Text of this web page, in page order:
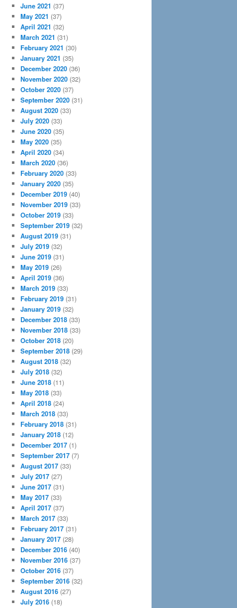
June 2021 (37)
May 2021 (37)
April 2021 (32)
March 2021 (31)
February 2021 (30)
January 2021 (35)
December 2020 (36)
November 2020 (32)
October 2020 (37)
September 2020 (31)
August 2020 (33)
July 2020 (33)
June 2020 (35)
May 2020 (35)
April 2020 (34)
March 2020 (36)
February 2020 (33)
January 2020 (35)
December 2019 (40)
November 2019 (33)
October 2019 (33)
September 2019 (32)
August 2019 (31)
July 2019 (32)
June 2019 (31)
May 2019 (26)
April 2019 (36)
March 2019 (33)
February 2019 (31)
January 2019 (32)
December 2018 (33)
November 2018 (33)
October 2018 (20)
September 2018 (29)
August 2018 (32)
July 2018 (32)
June 2018 (11)
May 2018 (33)
April 2018 (24)
March 2018 (33)
February 2018 (31)
January 2018 (12)
December 2017 (1)
September 2017 (7)
August 2017 (33)
July 2017 (27)
June 2017 (31)
May 2017 (33)
April 2017 (37)
March 2017 (33)
February 2017 (31)
January 2017 (28)
December 2016 (40)
November 2016 (37)
October 2016 (37)
September 2016 (32)
August 2016 (27)
July 2016 (18)